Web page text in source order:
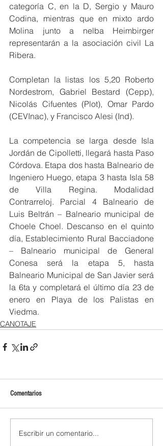
categoría C, en la D, Sergio y Mauro
Codina, mientras que en mixto ardo
Molina junto a nelba Heimbirger
representarán a la asociación civil La
Ribera.
Completan la listas los 5,20 Roberto
Nordestrom, Gabriel Bestard (Cepp),
Nicolás Cifuentes (Plot), Omar Pardo
(CEVInac), y Francisco Alesi (Ind).
La competencia se larga desde Isla
Jordán de Cipolletti, llegará hasta Paso
Córdova. Etapa dos hasta Balneario de
Ingeniero Huego, etapa 3 hasta Isla 58
de Villa Regina. Modalidad
Contrarreloj. Parcial 4 Balneario de
Luis Beltrán – Balneario municipal de
Choele Choel. Descanso en el quinto
día, Establecimiento Rural Bacciadone
– Balneario municipal de General
Conesa será la etapa 5, hasta
Balneario Municipal de San Javier será
la 6ta y completará el último día 23 de
enero en Playa de los Palistas en
Viedma.
CANOTAJE
Comentarios
Escribir un comentario...